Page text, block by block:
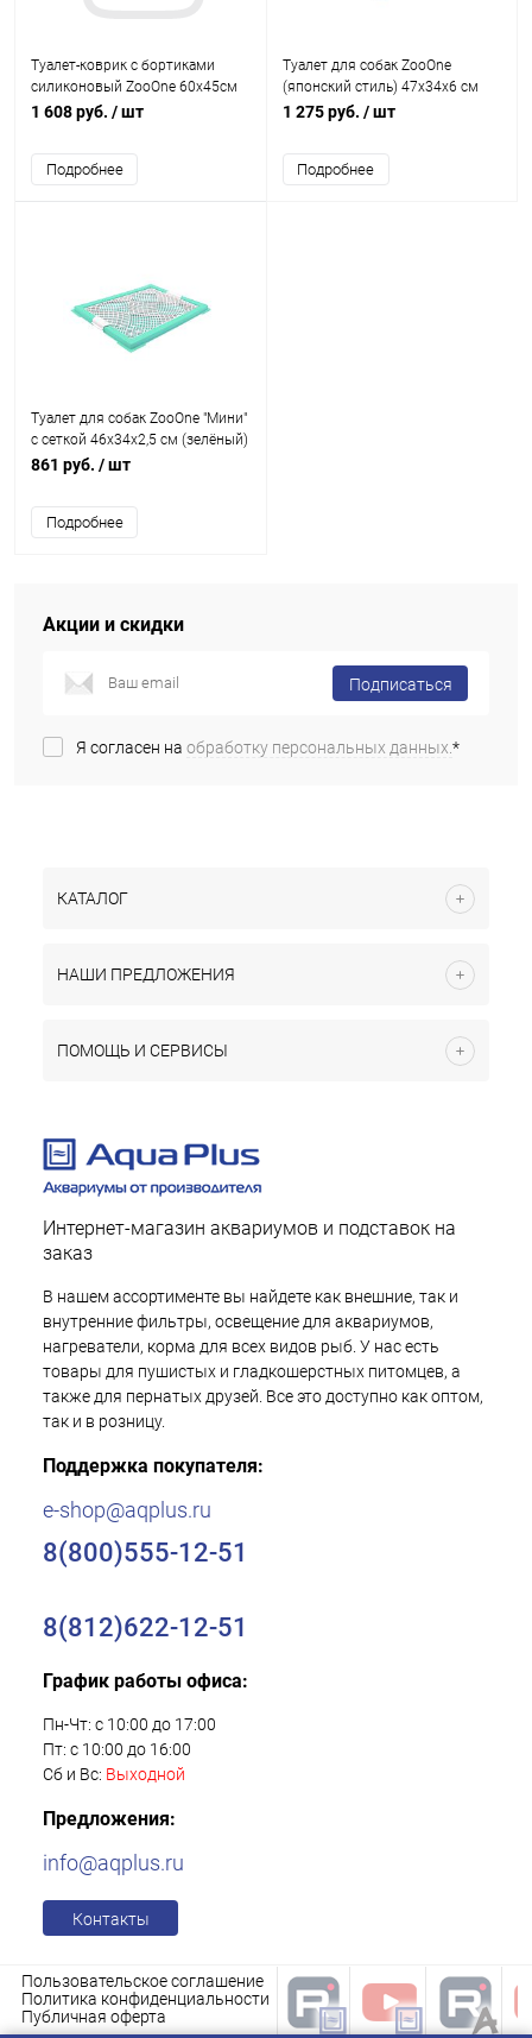
Туалет-коврик с бортиками
силиконовый ZooOne 60х45см
(БЕЖЕВЫЙ) под пелёнку
1 608 руб. / шт
Подробнее
Туалет для собак ZooOne
(японский стиль) 47х34х6 см
малый (коричневый)
1 275 руб. / шт
Подробнее
Туалет для собак ZooOne "Мини"
с сеткой 46х34х2,5 см (зелёный)
861 руб. / шт
Подробнее
Акции и скидки
Подписаться
Я согласен на обработку персональных данных.*
КАТАЛОГ
НАШИ ПРЕДЛОЖЕНИЯ
ПОМОЩЬ И СЕРВИСЫ
Интернет-магазин аквариумов и подставок на
заказ
В нашем ассортименте вы найдете как внешние, так и
внутренние фильтры, освещение для аквариумов,
нагреватели, корма для всех видов рыб. У нас есть
товары для пушистых и гладкошерстных питомцев, а
также для пернатых друзей. Все это доступно как оптом,
так и в розницу.
Поддержка покупателя:
e-shop@aqplus.ru
8(800)555-12-51
8(812)622-12-51
График работы офиса:
Пн-Чт: с 10:00 до 17:00
Пт: с 10:00 до 16:00
Сб и Вс: Выходной
Предложения:
info@aqplus.ru
Контакты
Пользовательское соглашение
Политика конфиденциальности
Публичная оферта